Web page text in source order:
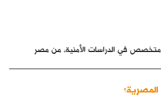
في الدراسات الأمنية، من مصر